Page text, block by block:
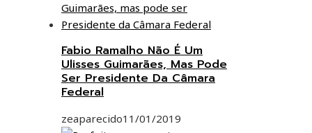
Fabio Ramalho Não É Um
Ulisses Guimarães, Mas Pode
Ser Presidente Da Câmara
Federal
zeaparecido11/01/2019